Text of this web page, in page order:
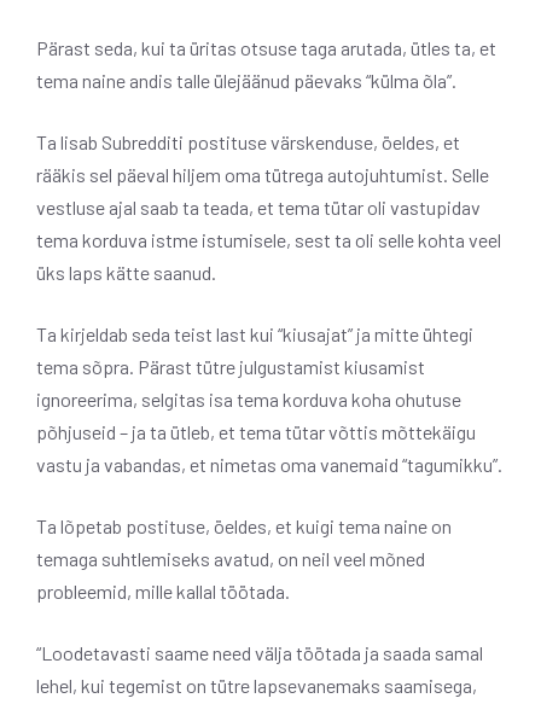
Pärast seda, kui ta üritas otsuse taga arutada, ütles ta, et
tema naine andis talle ülejäänud päevaks “külma õla”.
Ta lisab Subredditi postituse värskenduse, öeldes, et
rääkis sel päeval hiljem oma tütrega autojuhtumist. Selle
vestluse ajal saab ta teada, et tema tütar oli vastupidav
tema korduva istme istumisele, sest ta oli selle kohta veel
üks laps kätte saanud.
Ta kirjeldab seda teist last kui “kiusajat” ja mitte ühtegi
tema sõpra. Pärast tütre julgustamist kiusamist
ignoreerima, selgitas isa tema korduva koha ohutuse
põhjuseid – ja ta ütleb, et tema tütar võttis mõttekäigu
vastu ja vabandas, et nimetas oma vanemaid “tagumikku”.
Ta lõpetab postituse, öeldes, et kuigi tema naine on
temaga suhtlemiseks avatud, on neil veel mõned
probleemid, mille kallal töötada.
“Loodetavasti saame need välja töötada ja saada samal
lehel, kui tegemist on tütre lapsevanemaks saamisega,